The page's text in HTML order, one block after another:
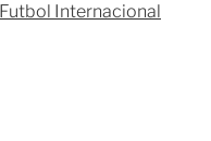
Futbol Internacional